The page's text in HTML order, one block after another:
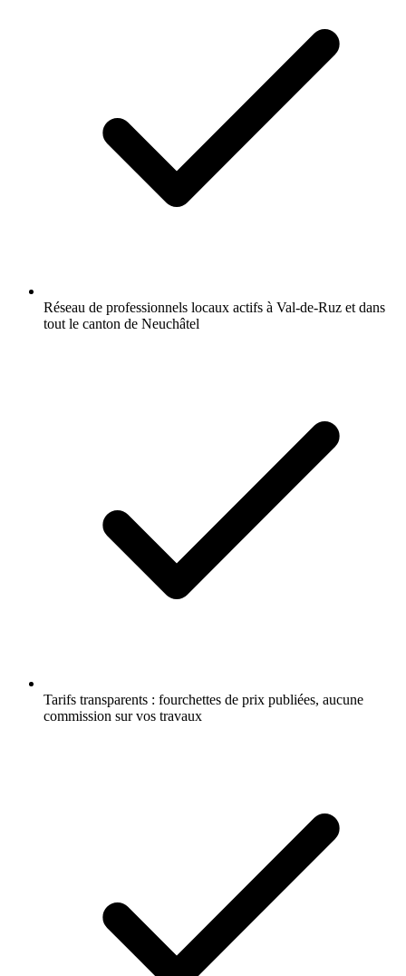
Réseau de professionnels locaux actifs à Val-de-Ruz et dans
tout le canton de Neuchâtel
Tarifs transparents : fourchettes de prix publiées, aucune
commission sur vos travaux